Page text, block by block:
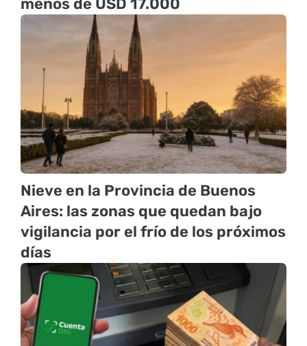
Nieve en la Provincia de Buenos
Aires: las zonas que quedan bajo
vigilancia por el frío de los próximos
días